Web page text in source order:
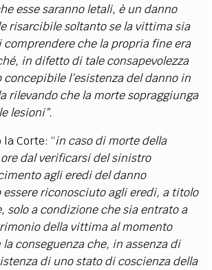
esse saranno letali, è un danno
risarcibile soltanto se la vittima sia
comprendere che la propria fine era
in difetto di tale consapevolezza
concepibile l’esistenza del danno in
rilevando che la morte sopraggiunga
lesioni”.
Corte: “in caso di morte della
dal verificarsi del sinistro
agli eredi del danno
essere riconosciuto agli eredi, a titolo
solo a condizione che sia entrato a
della vittima al momento
conseguenza che, in assenza di
di uno stato di coscienza della